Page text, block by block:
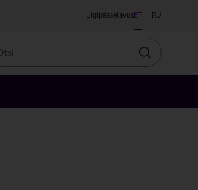
LigipääsetavusET RU
Otsin